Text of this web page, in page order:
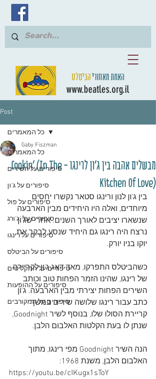
האמת מאחוריהביטלס
www.beatles.org.il
Post
כל המאמרים
סיפורים על השירים
סיפורים על ג'ון
סיפורים על פול
סיפורים על 'ג'ורג
סיפורים על רינגו
סיפורים על הביטלס
סיפורים על התקליטים
סיפורים על ההופעות
סיפורים על המקורבים
כל המאמרים
מבשלים אהבה בין ג'ון לרינגו - Cookin’ (In The
Kitchen Of Love)
Gaby Fiszman
בין ג'ון לנון ורינגו סטאר נקשרו יחסים
מיוחדים, ואלה היו היחידים מבין הארבעה
שנשארו יציבים לאורך השנים. אחרי שג'ון
נרצח היה רינגו גם היחיד שנסע לבקר את
יוקו בניו יורק.
כשהביטלס התפרקו, מאד דאג ג'ון לקריירה
של רינגו, שהינו הזמר הפחות טוב וכותב
השירים הפחות יצירתי מבין הארבעה. ג'ון
כתב עבור רינגו שלושה שירים במשך
קריירת הסולו שלו, בנוסף לשיר Goodnight,
שנתן לו בעת הקלטות האלבום הלבן.
הנה השיר Goodnight מפי רינגו, מתוך
האלבום הלבן, משנת 1968:
https://youtu.be/cIKugx1sToY